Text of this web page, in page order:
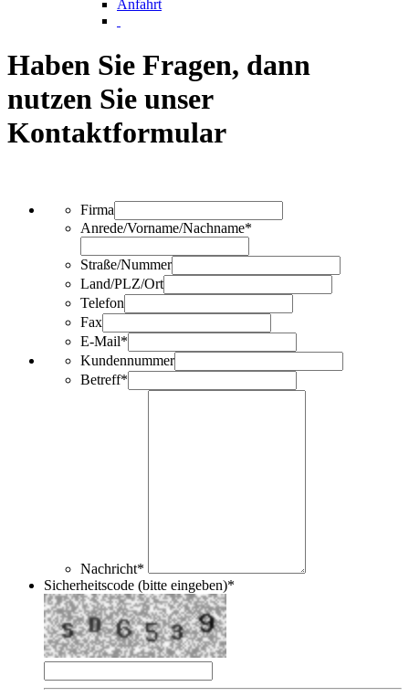
Anfahrt
Haben Sie Fragen, dann
nutzen Sie unser
Kontaktformular
Firma
Anrede/Vorname/Nachname*
Straße/Nummer
Land/PLZ/Ort
Telefon
Fax
E-Mail*
Kundennummer
Betreff*
Nachricht*
Sicherheitscode (bitte eingeben)*